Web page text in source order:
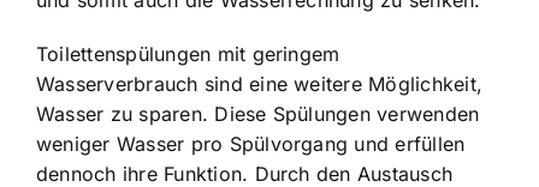
Toilettenspülungen mit geringem
Wasserverbrauch sind eine weitere Möglichkeit,
Wasser zu sparen. Diese Spülungen verwenden
weniger Wasser pro Spülvorgang und erfüllen
dennoch ihre Funktion. Durch den Austausch